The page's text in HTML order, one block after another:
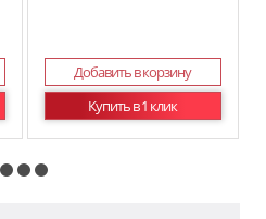
Добавить в корзину
Купить в 1 клик